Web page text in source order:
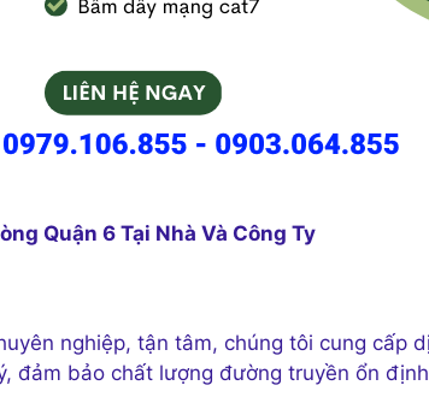
Quận 6 Tại Nhà Và Công Ty
nghiệp, tận tâm, chúng tôi cung cấp
đảm bảo chất lượng đường truyền ổn